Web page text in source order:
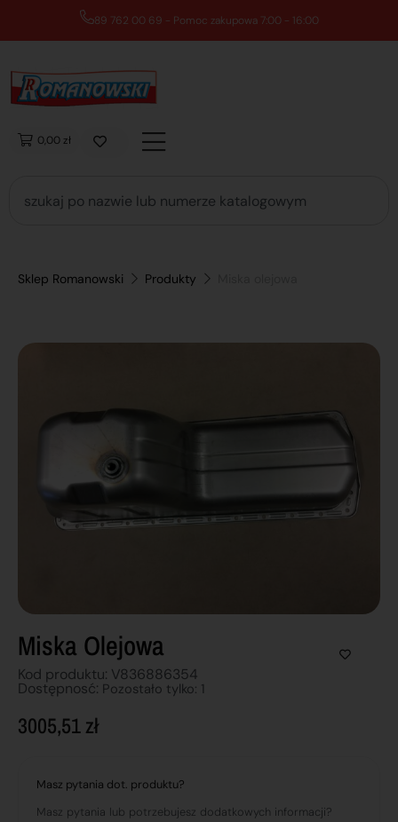
89 762 00 69 - Pomoc zakupowa 7:00 - 16:00
0,00 zł
Sklep Romanowski Produkty
Miska Olejowa
Kod produktu: V836886354
Dostępnosć: Pozostało tylko: 1
3005,51zł
Masz pytania dot. produktu?
Masz pytania lub potrzebujesz dodatkowych informacji?